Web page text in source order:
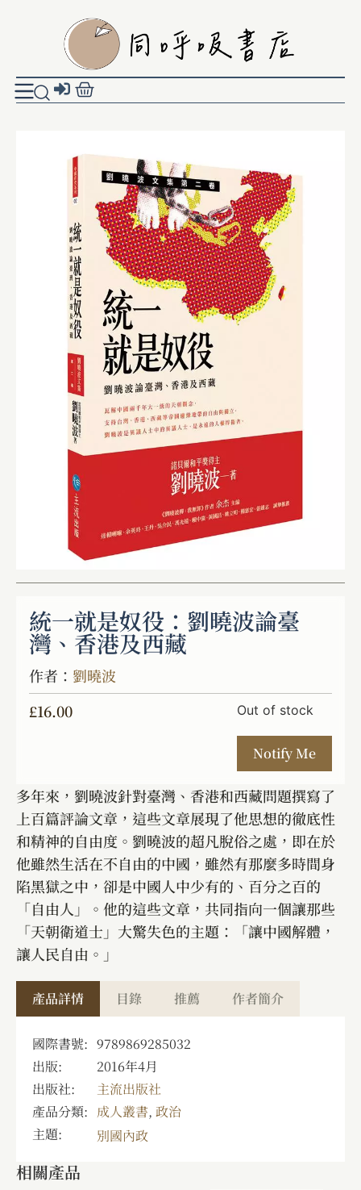
統一就是奴役：劉曉波論臺
灣、香港及西藏
作者： 劉曉波
£16.00 Out of stock
多年來，劉曉波針對臺灣、香港和西藏問題撰寫了
上百篇評論文章，這些文章展現了他思想的徹底性
和精神的自由度。劉曉波的超凡脫俗之處，即在於
他雖然生活在不自由的中國，雖然有那麼多時間身
陷黑獄之中，卻是中國人中少有的、百分之百的
「自由人」。他的這些文章，共同指向一個讓那些
「天朝衛道士」大驚失色的主題：「讓中國解體，
讓人民自由。」
產品詳情 目錄 推薦 作者簡介
國際書號: 9789869285032
出版:
2016年4月
出版社:
主流出版社
產品分類: 成人叢書, 政治
主題:
別國內政
相關產品